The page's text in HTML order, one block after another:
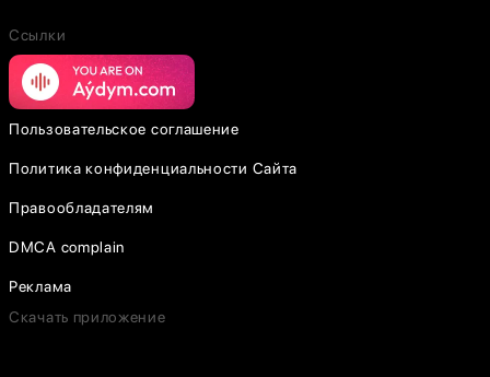
Ссылки
Пользовательское соглашение
Политика конфиденциальности Сайта
Правообладателям
DMCA complain
Реклама
Скачать приложение